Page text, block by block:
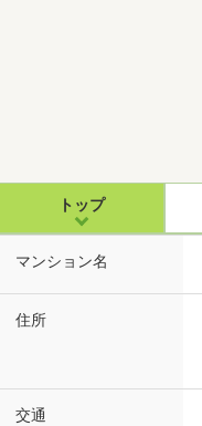
トップ
マンション名
住所
交通